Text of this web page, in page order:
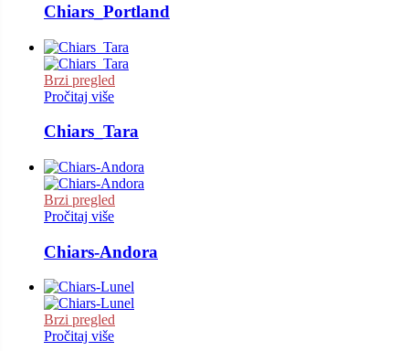
Chiars_Portland
Brzi pregled
Pročitaj više
Chiars_Tara
Brzi pregled
Pročitaj više
Chiars-Andora
Brzi pregled
Pročitaj više